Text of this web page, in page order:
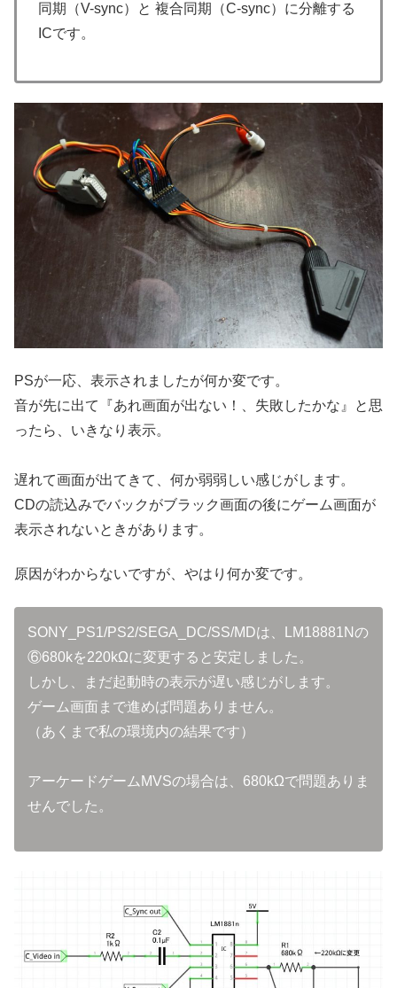
同期（V-sync）と 複合同期（C-sync）に分離する
ICです。
PSが一応、表示されましたが何か変です。
音が先に出て『あれ画面が出ない！、失敗したかな』と思
ったら、いきなり表示。
遅れて画面が出てきて、何か弱弱しい感じがします。
CDの読込みでバックがブラック画面の後にゲーム画面が
表示されないときがあります。
原因がわからないですが、やはり何か変です。
SONY_PS1/PS2/SEGA_DC/SS/MDは、LM18881Nの
⑥680kを220kΩに変更すると安定しました。
しかし、まだ起動時の表示が遅い感じがします。
ゲーム画面まで進めば問題ありません。
（あくまで私の環境内の結果です）
アーケードゲームMVSの場合は、680kΩで問題ありま
せんでした。